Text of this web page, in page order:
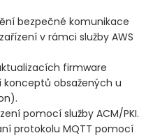
bezpečné komunikace
v rámci služby AWS
firmware
obsažených u
pomocí služby ACM/PKI.
protokolu MQTT pomocí